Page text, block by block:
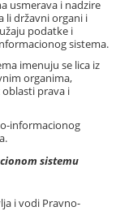
usmerava i nadzire
li državni organi i
podatke i
sistema.
imenuju se lica iz
organima,
prava i
informacionog
sistemu
i vodi Pravno-